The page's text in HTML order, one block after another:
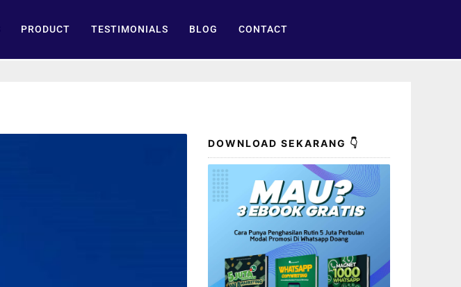
PRODUCT TESTIMONIALS BLOG CONTACT
DOWNLOAD SEKARANG 👇